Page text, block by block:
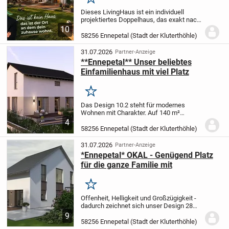
10
Dieses LivingHaus ist ein individuell
projektiertes Doppelhaus, das exakt nach
gefertigt wird. Mit einer Wohnfläche von
125 Quadratmetern auf zwei Etagen bietet
es...
58256 Ennepetal (Stadt der Kluterthöhle)
4
31.07.2026 Partner-Anzeige
**Ennepetal** Unser beliebtes
Einfamilienhaus mit viel Platz
Merken
Das Design 10.2 steht für modernes
Wohnen mit Charakter. Auf 140 m²
harmonische Weise. Der offene Wohn-
und Essbereich bildet das Herzstück -
hell, großzügig und...
58256 Ennepetal (Stadt der Kluterthöhle)
9
31.07.2026 Partner-Anzeige
*Ennepetal* OKAL - Genügend Platz
für die ganze Familie mit
Merken
Offenheit, Helligkeit und Großzügigkeit -
dadurch zeichnet sich unser Design 28
Bereich, der direkt über die Diele betreten
58256 Ennepetal (Stadt der Kluterthöhle)